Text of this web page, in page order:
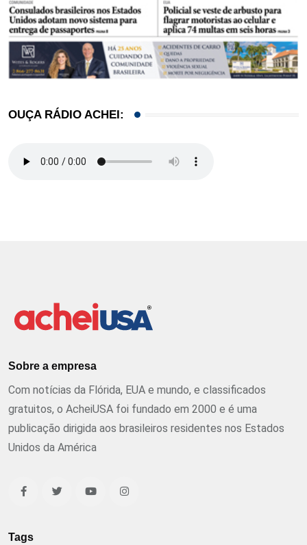
OUÇA RÁDIO ACHEI:
Sobre a empresa
Com notícias da Flórida, EUA e mundo, e classificados
gratuitos, o AcheiUSA foi fundado em 2000 e é uma
publicação dirigida aos brasileiros residentes nos Estados
Unidos da América
Tags